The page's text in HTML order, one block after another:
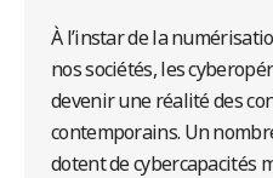
À l’instar de la
nos sociétés, les
devenir une réalité des
contemporains. Un
dotent de cybercapacités